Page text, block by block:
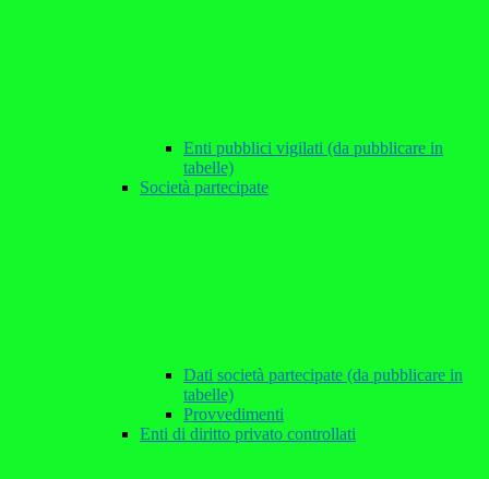
Enti pubblici vigilati (da pubblicare in
tabelle)
Società partecipate
Dati società partecipate (da pubblicare in
tabelle)
Provvedimenti
Enti di diritto privato controllati